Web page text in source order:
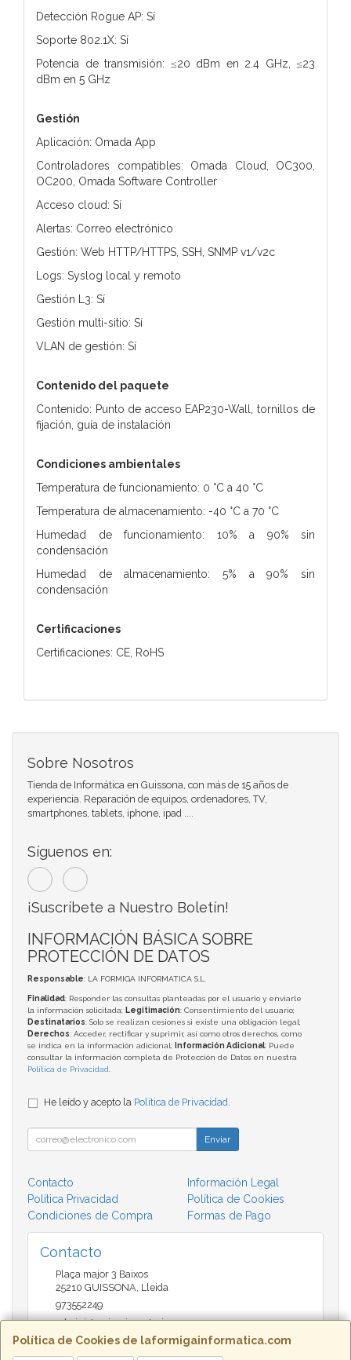
Detección Rogue AP: Sí
Soporte 802.1X: Sí
Potencia de transmisión: ≤20 dBm en 2.4 GHz, ≤23
dBm en 5 GHz
Gestión
Aplicación: Omada App
Controladores compatibles: Omada Cloud, OC300,
OC200, Omada Software Controller
Acceso cloud: Sí
Alertas: Correo electrónico
Gestión: Web HTTP/HTTPS, SSH, SNMP v1/v2c
Logs: Syslog local y remoto
Gestión L3: Sí
Gestión multi-sitio: Sí
VLAN de gestión: Sí
Contenido del paquete
Contenido: Punto de acceso EAP230-Wall, tornillos de
fijación, guía de instalación
Condiciones ambientales
Temperatura de funcionamiento: 0 °C a 40 °C
Temperatura de almacenamiento: -40 °C a 70 °C
Humedad de funcionamiento: 10% a 90% sin
condensación
Humedad de almacenamiento: 5% a 90% sin
condensación
Certificaciones
Certificaciones: CE, RoHS
Política de Cookies de laformigainformatica.com
Sobre Nosotros
Tienda de Informática en Guissona, con más de 15 años de
experiencia. Reparación de equipos, ordenadores, TV,
smartphones, tablets, iphone, ipad ....
Síguenos en:
¡Suscríbete a Nuestro Boletín!
INFORMACIÓN BÁSICA SOBRE
PROTECCIÓN DE DATOS
Responsable: LA FORMIGA INFORMATICA S.L.
Finalidad: Responder las consultas planteadas por el usuario y enviarle
la información solicitada; Legitimación: Consentimiento del usuario;
Destinatarios: Solo se realizan cesiones si existe una obligación legal;
Derechos: Acceder, rectificar y suprimir, así como otros derechos, como
se indica en la información adicional;
Información Adicional: Puede
consultar la información completa de Protección de Datos en nuestra
Política de Privacidad
He leído y acepto la Política de Privacidad
Enviar
Contacto
Información Legal
Política Privacidad
Política de Cookies
Condiciones de Compra
Formas de Pago
Contacto
Plaça major 3 Baixos
25210 GUISSONA Lleida
973552249
administracio@insectari.com